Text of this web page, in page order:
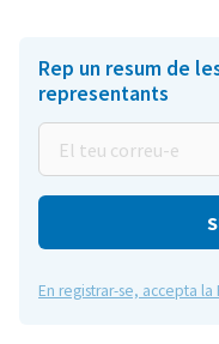
Rep un resum de
representants
teu
correu-
En registrar-se, accepta